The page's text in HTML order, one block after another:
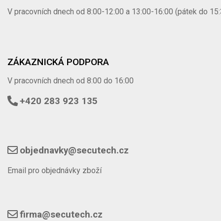
V pracovních dnech od 8:00-12:00 a 13:00-16:00 (pátek do
ZÁKAZNICKÁ PODPORA
V pracovních dnech od 8:00 do 16:00
+420 283 923 135
objednavky@secutech.cz
Email pro objednávky zboží
firma@secutech.cz